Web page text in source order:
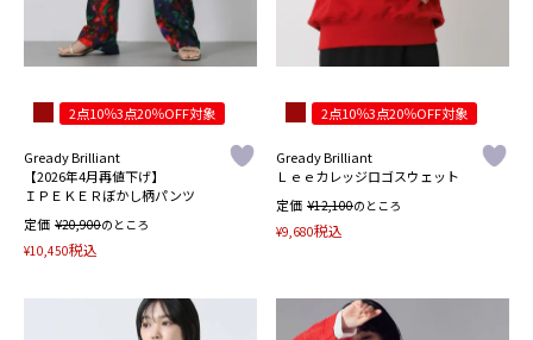
2点10％3点20％OFF対象
Gready Brilliant
【2026年4月再値下げ】
ＩＰＥＫＥＲぼかし柄パンツ
定価 ¥20,900のところ
¥10,450税込
2点10％3点20％OFF対象
Gready Brilliant
Ｌｅｅカレッジロゴスウェット
定価 ¥12,100のところ
¥9,680税込